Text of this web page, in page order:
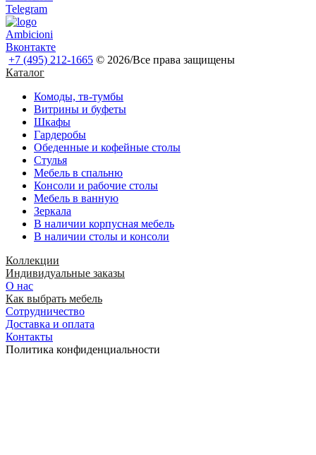
Telegram
Ambicioni
Вконтакте
+7 (495) 212-1665 © 2026/Все права защищены
Каталог
Комоды, тв-тумбы
Витрины и буфеты
Шкафы
Гардеробы
Обеденные и кофейные столы
Стулья
Мебель в спальню
Консоли и рабочие столы
Мебель в ванную
Зеркала
В наличии корпусная мебель
В наличии столы и консоли
Коллекции
Индивидуальные заказы
О нас
Как выбрать мебель
Сотрудничество
Доставка и оплата
Контакты
Политика конфиденциальности